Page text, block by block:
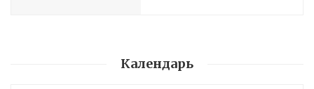
Календарь